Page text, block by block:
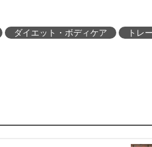
ダイエット・ボディケア トレ